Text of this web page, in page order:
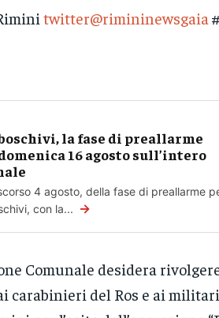
twitter@rimininewsgaia
la fase di preallarme
16 agosto sull’intero
4 agosto, della fase di preallarme
con la... →
Comunale desidera
carabinieri del Ros e ai